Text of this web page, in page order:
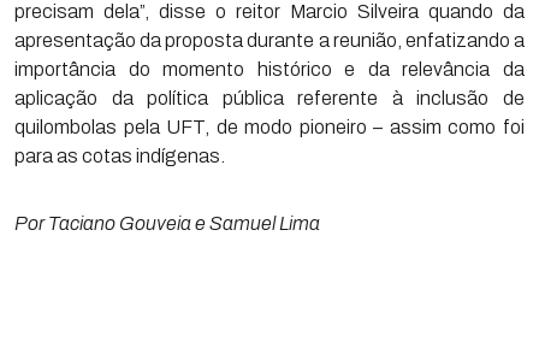
precisam dela”, disse o reitor Marcio Silveira quando da
apresentação da proposta durante a reunião, enfatizando a
importância do momento histórico e da relevância da
aplicação da política pública referente à inclusão de
quilombolas pela UFT, de modo pioneiro – assim como foi
para as cotas indígenas.
Por Taciano Gouveia e Samuel Lima